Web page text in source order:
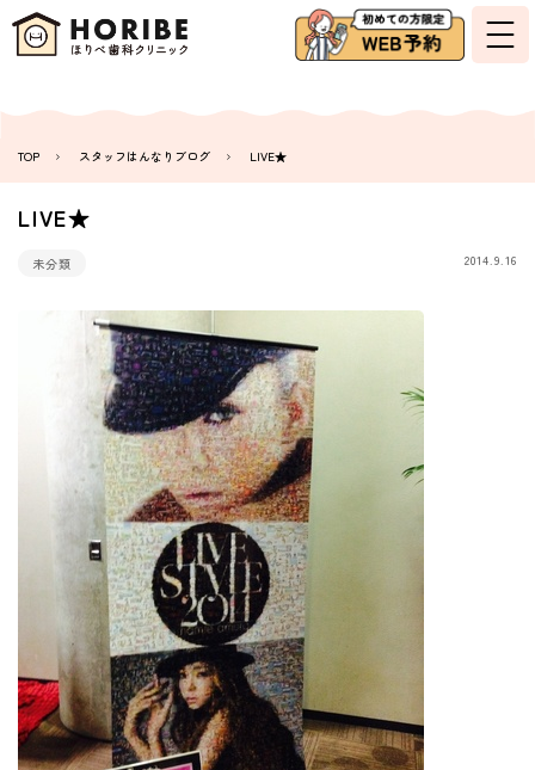
TOP スタッフはんなりブログ LIVE★
LIVE★
未分類 2014.9.16